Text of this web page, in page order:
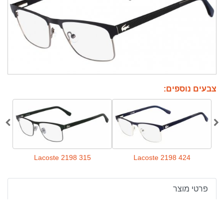
צבעים נוספים:
Lacoste 2198 424
Lacoste 2198 315
פרטי מוצר